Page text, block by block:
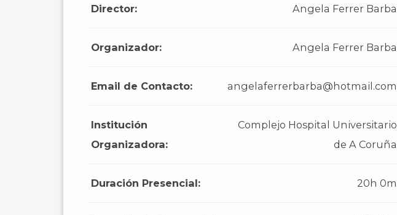
Director: Angela Ferrer Barba
Organizador: Angela Ferrer Barba
Email de Contacto: angelaferrerbarba@hotmail.com
Institución
Organizadora:
Complejo Hospital Universitario
de A Coruña
Duración Presencial: 20h 0m